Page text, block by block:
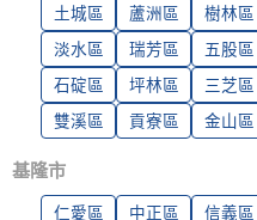
土城區
蘆洲區 樹林區
淡水區
瑞芳區 五股區
石碇區
坪林區 三芝區
雙溪區
貢寮區 金山區
基隆市
仁愛區 中正區 信義區